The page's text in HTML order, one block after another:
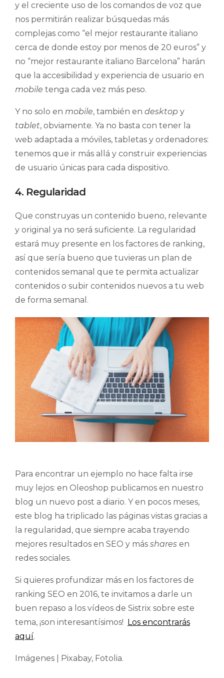
y el creciente uso de los comandos de voz que
nos permitirán realizar búsquedas más
complejas como “el mejor restaurante italiano
cerca de donde estoy por menos de 20 euros” y
no “mejor restaurante italiano Barcelona” harán
que la accesibilidad y experiencia de usuario en
mobile tenga cada vez más peso.
Y no solo en mobile, también en desktop y
tablet, obviamente. Ya no basta con tener la
web adaptada a móviles, tabletas y ordenadores:
tenemos que ir más allá y construir experiencias
de usuario únicas para cada dispositivo.
4. Regularidad
Que construyas un contenido bueno, relevante
y original ya no será suficiente. La regularidad
estará muy presente en los factores de ranking,
así que sería bueno que tuvieras un plan de
contenidos semanal que te permita actualizar
contenidos o subir contenidos nuevos a tu web
de forma semanal.
Para encontrar un ejemplo no hace falta irse
muy lejos: en Oleoshop publicamos en nuestro
blog un nuevo post a diario. Y en pocos meses,
este blog ha triplicado las páginas vistas gracias a
la regularidad, que siempre acaba trayendo
mejores resultados en SEO y más shares en
redes sociales.
Si quieres profundizar más en los factores de
ranking SEO en 2016, te invitamos a darle un
buen repaso a los vídeos de Sistrix sobre este
tema, ¡son interesantísimos! Los encontrarás
aquí.
Imágenes | Pixabay, Fotolia.